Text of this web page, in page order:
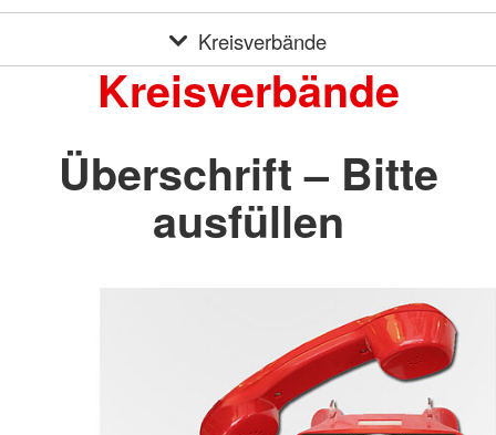
Kreisverbände
Kreisverbände
Überschrift – Bitte
ausfüllen